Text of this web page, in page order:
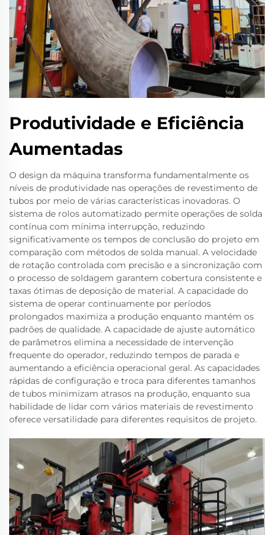
Produtividade e Eficiência
Aumentadas
O design da máquina transforma fundamentalmente os
níveis de produtividade nas operações de revestimento de
tubos por meio de várias características inovadoras. O
sistema de rolos automatizado permite operações de solda
contínua com mínima interrupção, reduzindo
significativamente os tempos de conclusão do projeto em
comparação com métodos de solda manual. A velocidade
de rotação controlada com precisão e a sincronização com
o processo de soldagem garantem cobertura consistente e
taxas ótimas de deposição de material. A capacidade do
sistema de operar continuamente por períodos
prolongados maximiza a produção enquanto mantém os
padrões de qualidade. A capacidade de ajuste automático
de parâmetros elimina a necessidade de intervenção
frequente do operador, reduzindo tempos de parada e
aumentando a eficiência operacional geral. As capacidades
rápidas de configuração e troca para diferentes tamanhos
de tubos minimizam atrasos na produção, enquanto sua
habilidade de lidar com vários materiais de revestimento
oferece versatilidade para diferentes requisitos de projeto.